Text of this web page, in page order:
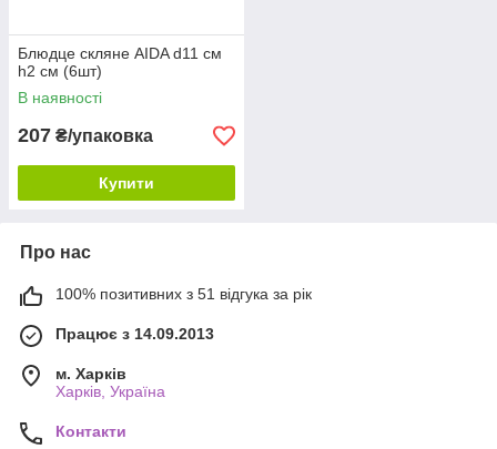
Блюдце скляне AIDA d11 см
h2 см (6шт)
В наявності
207 ₴/упаковка
Купити
Про нас
100% позитивних з 51 відгука за рік
Працює з 14.09.2013
м. Харків
Харків, Україна
Контакти